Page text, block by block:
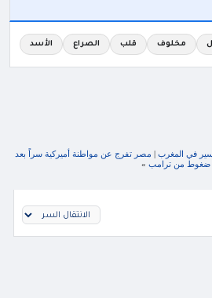
مخلوف قلب الصراع الأسد
في المغرب | مصر تفرج عن مواطنة أميركية سراً بعد
ضغوط من ترامب »